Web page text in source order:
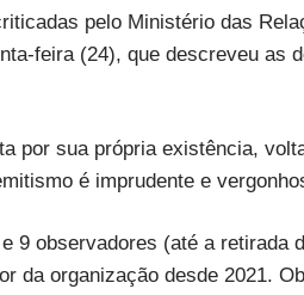
pelo Ministério das
feira (24), que descreveu as
por sua própria existência,
é imprudente e
9 observadores (até a retirada
da organização desde 2021.